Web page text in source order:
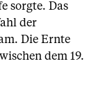
sorgte. Das
der
Die Ernte
dem 19.